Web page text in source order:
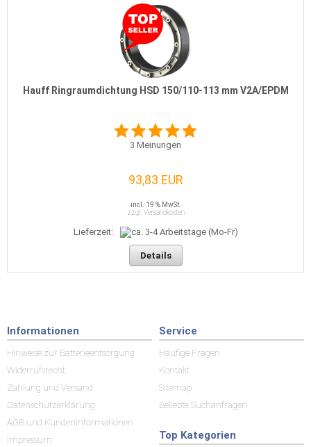
Hauff Ringraumdichtung HSD 150/110-113 mm V2A/EPDM
3 Meinungen
93,83 EUR
incl. 19 % MwSt.
zzgl. Versandkosten
Lieferzeit:
Details
Informationen
Hinweise zur Batterieentsorgung
Widerrufsrecht
Zahlung und Versand
Datenschutzerklärung
AGB und Kundeninformationen
Impressum
Service
Häufige Fragen
Kontakt
Sitemap
Beliebte Suchanfragen
Top Kategorien